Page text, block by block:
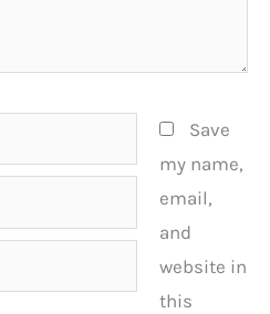
Save
my name,
email,
and
website in
this